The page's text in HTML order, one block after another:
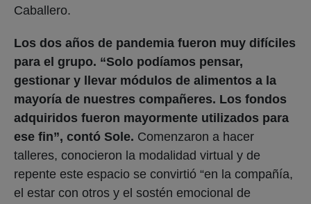
Caballero.
Los dos años de pandemia fueron muy difíciles
para el grupo. “Solo podíamos pensar,
gestionar y llevar módulos de alimentos a la
mayoría de nuestres compañeres. Los fondos
adquiridos fueron mayormente utilizados para
ese fin”, contó Sole. Comenzaron a hacer
talleres, conocieron la modalidad virtual y de
repente este espacio se convirtió “en la compañía,
el estar con otros y el sostén emocional de